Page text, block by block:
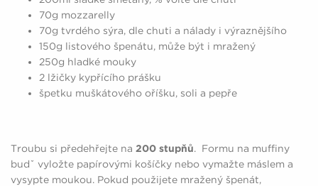
70g mozzarelly
70g tvrdého sýra, dle chuti a nálady i výraznějšího
150g listového špenátu, může být i mražený
250g hladké mouky
2 lžičky kypřícího prášku
špetku muškátového oříšku, soli a pepře
Troubu si předehřejte na 200 stupňů. Formu na muffiny
budˇ vyložte papírovými košíčky nebo vymažte máslem a
vysypte moukou. Pokud použijete mražený špenát,